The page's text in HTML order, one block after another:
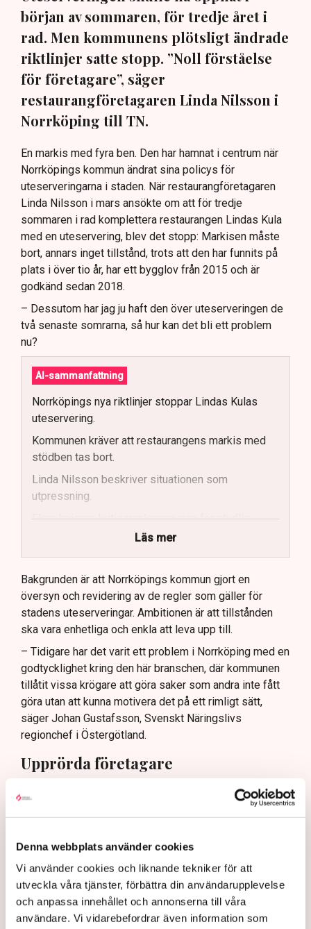
Denna webbplats använder cookies
Vi använder cookies och liknande tekniker för att
utveckla våra tjänster, förbättra din användarupplevelse
och anpassa innehållet och annonserna till våra
användare. Vi vidarebefordrar även information som
början av sommaren, för tredje året i
rad. Men kommunens plötsligt ändrade
riktlinjer satte stopp. ”Noll förståelse
för företagare”, säger
restaurangföretagaren Linda Nilsson i
Norrköping till TN.
En markis med fyra ben. Den har hamnat i centrum när
Norrköpings kommun ändrat sina policys för
uteserveringarna i staden. När restaurangföretagaren
Linda Nilsson i mars ansökte om att för tredje
sommaren i rad komplettera restaurangen Lindas Kula
med en uteservering, blev det stopp: Markisen måste
bort, annars inget tillstånd, trots att den har funnits på
plats i över tio år, har ett bygglov från 2015 och är
godkänd sedan 2018.
– Dessutom har jag ju haft den över uteserveringen de
två senaste somrarna, så hur kan det bli ett problem
nu?
AI-sammanfattning
Norrköpings nya riktlinjer stoppar Lindas Kulas
uteservering.
Kommunen kräver att restaurangens markis med
stödben tas bort.
Linda Nilsson beskriver situationen som
utpressning.
Flera krögare kritiserar kommunen för otydlig
Kommunen vill skapa enhetliga regler för
uteserveringar.
Lindas Kula ställer in uteserveringen för
sommaren.
Läs mer
Bakgrunden är att Norrköpings kommun gjort en
översyn och revidering av de regler som gäller för
stadens uteserveringar. Ambitionen är att tillstånden
ska vara enhetliga och enkla att leva upp till.
– Tidigare har det varit ett problem i Norrköping med en
godtycklighet kring den här branschen, där kommunen
tillåtit vissa krögare att göra saker som andra inte fått
göra utan att kunna motivera det på ett rimligt sätt,
säger Johan Gustafsson, Svenskt Näringslivs
regionchef i Östergötland.
Upprörda företagare
I korthet innebär förändringen att en del av det som
kallas allmän platsmark ändras till att bli så kallad
kvartersmark. Allmän platsmark är till för allmänheten
exempel en uteservering, under begränsad tid och får
inte ha alltför omfattande konstruktioner som väggar
och inglasning.
– Det har funnits konstruktioner runt uteserveringarna
som inte varit öppna och sådana är inte tillåtna på